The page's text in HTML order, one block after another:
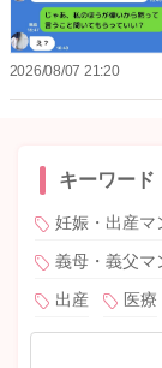
2026/08/07 21:20
キーワード
妊娠・出産マ
義母・義父マ
出産
医療